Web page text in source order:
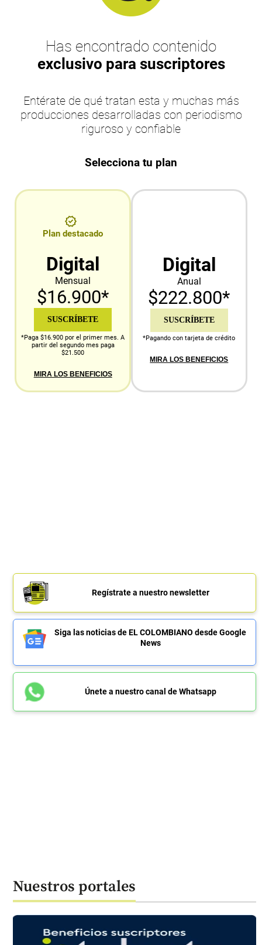
Has encontrado contenido
exclusivo para suscriptores
Entérate de qué tratan esta y muchas más
producciones desarrolladas con periodismo
riguroso y confiable
Selecciona tu plan
Plan destacado
Digital
Mensual
$16.900*
SUSCRÍBETE
*Paga $16.900 por el primer mes. A
partir del segundo mes paga
$21.500
MIRA LOS BENEFICIOS
Digital
Anual
$222.800*
SUSCRÍBETE
*Pagando con tarjeta de crédito
MIRA LOS BENEFICIOS
Regístrate a nuestro newsletter
Siga las noticias de EL COLOMBIANO desde Google
News
Únete a nuestro canal de Whatsapp
Nuestros portales